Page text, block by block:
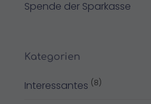
Spende der Sparkasse
Kategorien
Interessantes (8)